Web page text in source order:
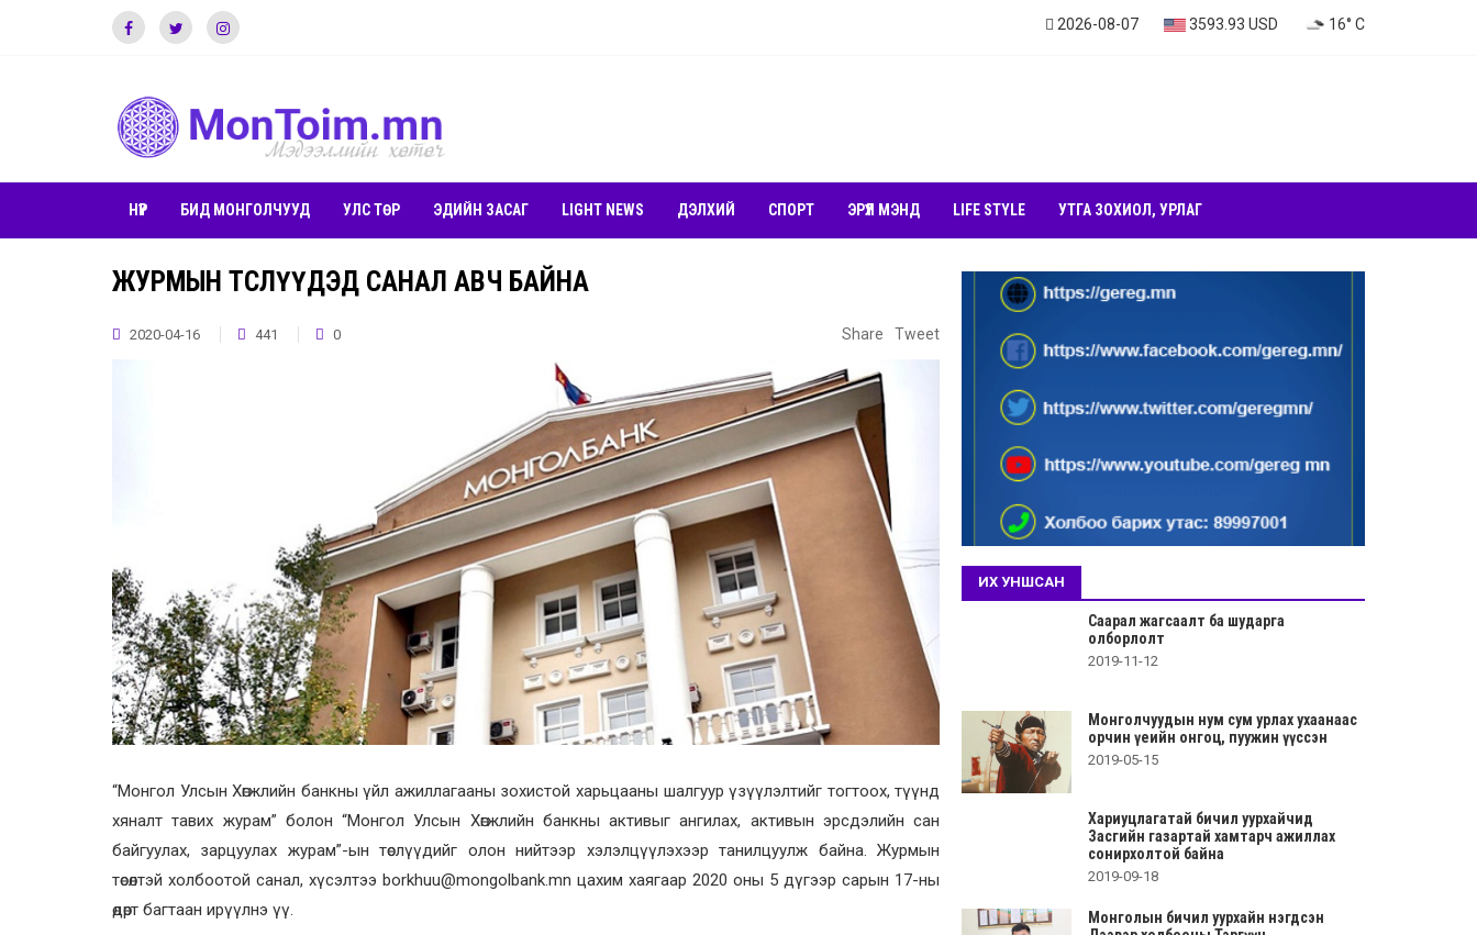
2026-08-07 3593.93 USD 16° C
НҮҮР БИД МОНГОЛЧУУД УЛС ТӨР ЭДИЙН ЗАСАГ LIGHT NEWS ДЭЛХИЙ СПОРТ ЭРҮҮЛ МЭНД LIFE STYLE УТГА ЗОХИОЛ, УРЛАГ
ЖУРМЫН ТӨСЛҮҮДЭД САНАЛ АВЧ БАЙНА
2020-04-16 441 0 Share Tweet
“Монгол Улсын Хөгжлийн банкны үйл ажиллагааны зохистой харьцааны шалгуур үзүүлэлтийг тогтоох, түүнд
хяналт тавих журам” болон “Монгол Улсын Хөгжлийн банкны активыг ангилах, активын эрсдэлийн сан
байгуулах, зарцуулах журам”-ын төслүүдийг олон нийтээр хэлэлцүүлэхээр танилцуулж байна. Журмын
төсөлтэй холбоотой санал, хүсэлтээ borkhuu@mongolbank.mn цахим хаягаар 2020 оны 5 дүгээр сарын 17-ны
өдөрт багтаан ирүүлнэ үү.
ИХ УНШСАН
Саарал жагсаалт ба шударга
олборлолт
2019-11-12
Монголчуудын нум сум урлах ухаанаас
орчин үеийн онгоц, пуужин үүссэн
2019-05-15
Хариуцлагатай бичил уурхайчид
Засгийн газартай хамтарч ажиллах
сонирхолтой байна
2019-09-18
Монголын бичил уурхайн нэгдсэн